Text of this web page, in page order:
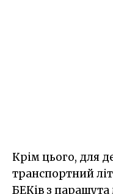
Крім цього, для
транспортний
БЕКів з